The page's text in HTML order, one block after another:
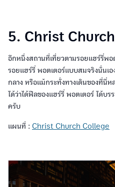
5. Christ
อีกหนึ่งสถานที่เที่ยวตามรอยแฮร์รี่พอ
รอยแฮร์รี่ พอตเตอร์แบบสมจริงนั่นเ
กลาง หรือแม้กระทั่งทางเดินของที่นี่ห
ได้ว่าได้ฟีลของแฮร์รี่ พอตเตอร์ ได้บร
ครับ
แผนที่ : Christ Church College